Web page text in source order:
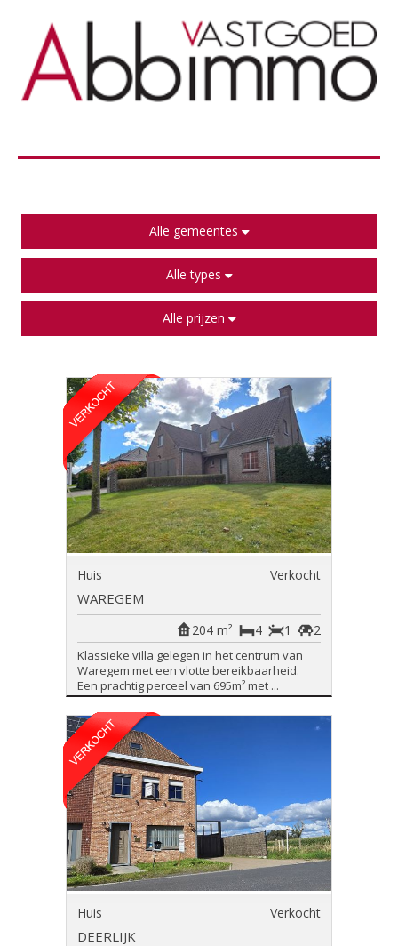
Alle gemeentes
Alle types
Alle prijzen
Huis Verkocht
WAREGEM
2
1
4
204 m²
Klassieke villa gelegen in het centrum van
Waregem met een vlotte bereikbaarheid.
Een prachtig perceel van 695m² met ...
Huis Verkocht
DEERLIJK